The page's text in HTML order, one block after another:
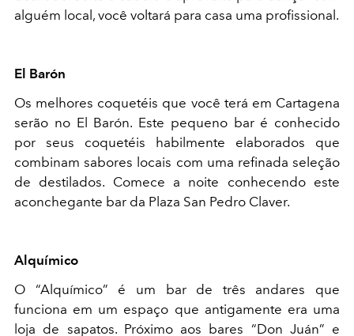
alguém local, você voltará para casa uma profissional.
El Barón
Os melhores coquetéis que você terá em Cartagena
serão no El Barón. Este pequeno bar é conhecido
por seus coquetéis habilmente elaborados que
combinam sabores locais com uma refinada seleção
de destilados. Comece a noite conhecendo este
aconchegante bar da Plaza San Pedro Claver.
Alquímico
O “Alquímico” é um bar de três andares que
funciona em um espaço que antigamente era uma
loja de sapatos. Próximo aos bares “Don Juán” e